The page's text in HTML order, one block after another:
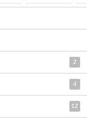
2
4
12